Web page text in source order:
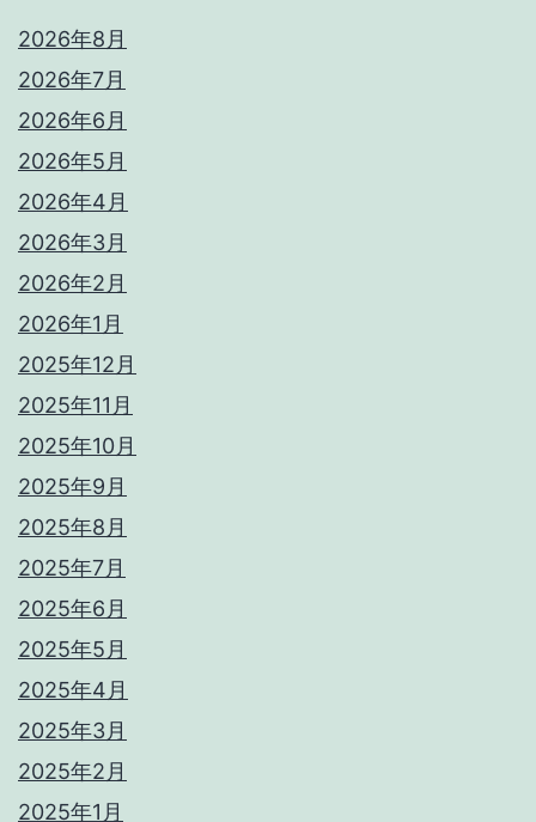
2026年8月
2026年7月
2026年6月
2026年5月
2026年4月
2026年3月
2026年2月
2026年1月
2025年12月
2025年11月
2025年10月
2025年9月
2025年8月
2025年7月
2025年6月
2025年5月
2025年4月
2025年3月
2025年2月
2025年1月